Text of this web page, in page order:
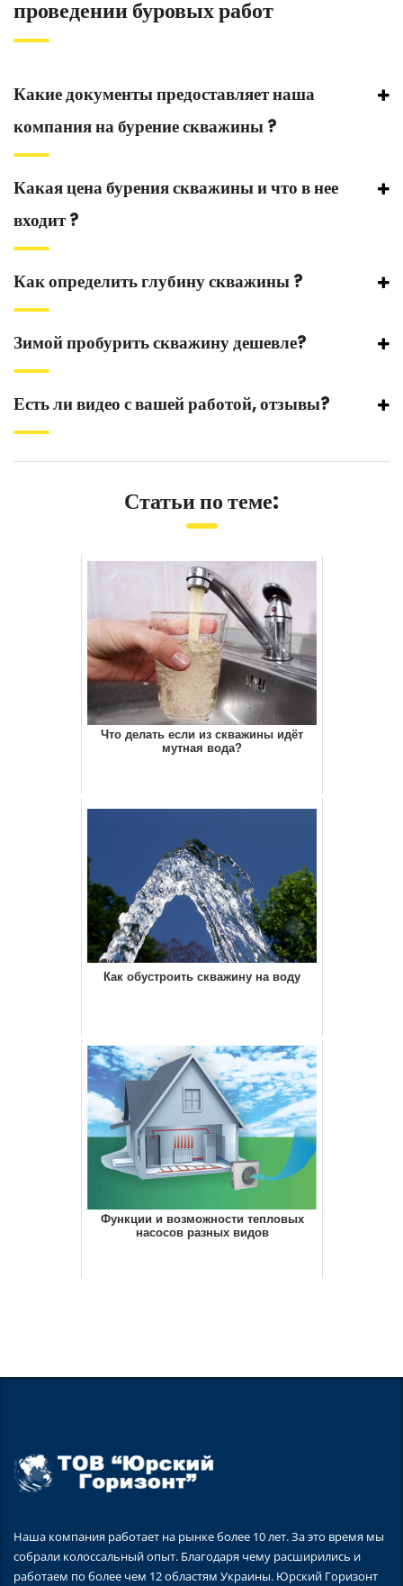
проведении буровых работ
Какие документы предоставляет наша
компания на бурение скважины ?
Какая цена бурения скважины и что в нее
входит ?
Как определить глубину скважины ?
Зимой пробурить скважину дешевле?
Есть ли видео с вашей работой, отзывы?
Статьи по теме:
Что делать если из скважины идёт
мутная вода?
Как обустроить скважину на воду
Функции и возможности тепловых
насосов разных видов
Наша компания работает на рынке более 10 лет. За это время мы
собрали колоссальный опыт. Благодаря чему расширились и
работаем по более чем 12 областям Украины. Юрский Горизонт